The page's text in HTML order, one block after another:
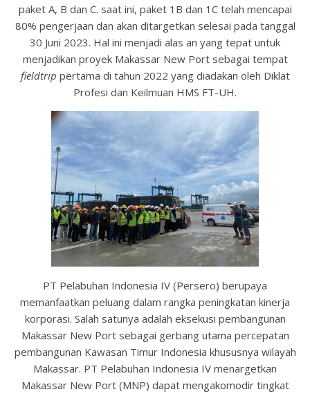
paket A, B dan C. saat ini, paket 1B dan 1C telah mencapai
80% pengerjaan dan akan ditargetkan selesai pada tanggal
30 Juni 2023. Hal ini menjadi alas an yang tepat untuk
menjadikan proyek Makassar New Port sebagai tempat
fieldtrip pertama di tahun 2022 yang diadakan oleh Diklat
Profesi dan Keilmuan HMS FT-UH.
PT Pelabuhan Indonesia IV (Persero) berupaya
memanfaatkan peluang dalam rangka peningkatan kinerja
korporasi. Salah satunya adalah eksekusi pembangunan
Makassar New Port sebagai gerbang utama percepatan
pembangunan Kawasan Timur Indonesia khususnya wilayah
Makassar. PT Pelabuhan Indonesia IV menargetkan
Makassar New Port (MNP) dapat mengakomodir tingkat